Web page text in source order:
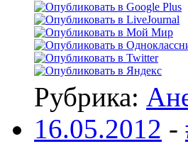
Рубрика:
16.05.2012 -